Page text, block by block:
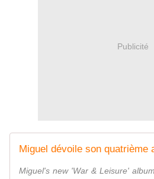
Publicité
Miguel's new 'War & Leisure'